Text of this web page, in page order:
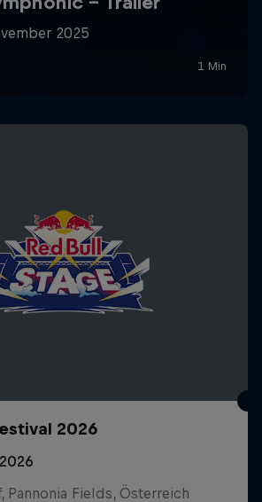
2026
Pannonia Fields, Österreich